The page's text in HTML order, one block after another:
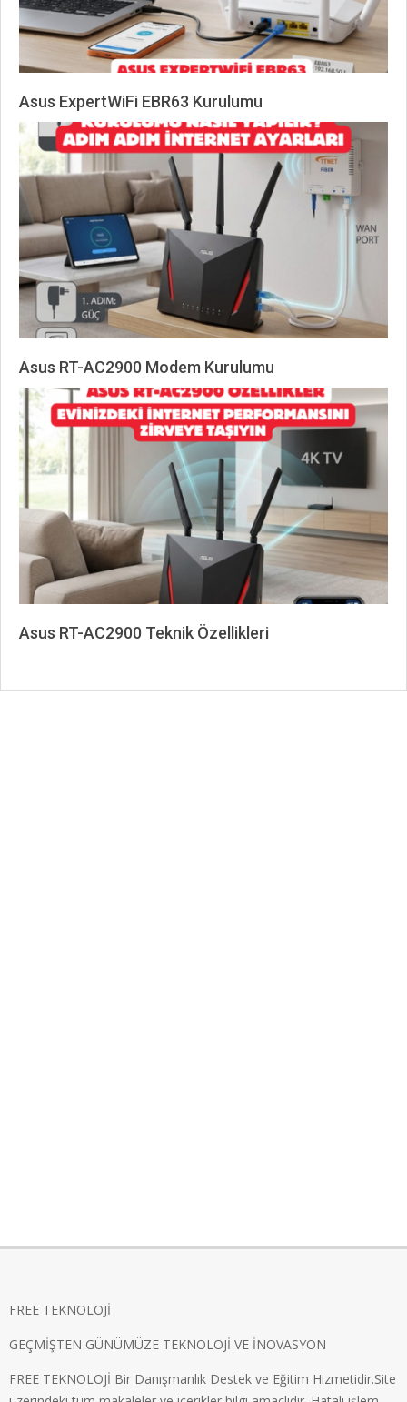
Asus ExpertWiFi EBR63 Kurulumu
2026-
06-
08
Asus RT-AC2900 Modem Kurulumu
2026-
06-
07
Asus RT-AC2900 Teknik Özellikleri
FREE TEKNOLOJİ
GEÇMİŞTEN GÜNÜMÜZE TEKNOLOJİ VE İNOVASYON
FREE TEKNOLOJİ Bir Danışmanlık Destek ve Eğitim Hizmetidir.Site